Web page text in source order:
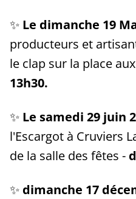
✨ Le dimanche 19
producteurs et
le clap sur la place
13h30.
✨ Le samedi 29 juin
l'Escargot à Cruviers
de la salle des fêtes -
✨ dimanche 17